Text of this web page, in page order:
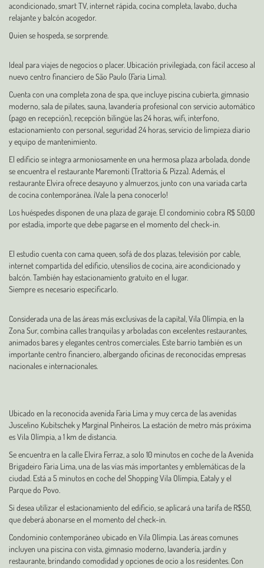
acondicionado, smart TV, internet rápida, cocina completa, lavabo, ducha
relajante y balcón acogedor.
Quien se hospeda, se sorprende.
Ideal para viajes de negocios o placer. Ubicación privilegiada, con fácil acceso al
nuevo centro financiero de São Paulo (Faria Lima).
Cuenta con una completa zona de spa, que incluye piscina cubierta, gimnasio
moderno, sala de pilates, sauna, lavandería profesional con servicio automático
(pago en recepción), recepción bilingüe las 24 horas, wifi, interfono,
estacionamiento con personal, seguridad 24 horas, servicio de limpieza diario
y equipo de mantenimiento.
El edificio se integra armoniosamente en una hermosa plaza arbolada, donde
se encuentra el restaurante Maremonti (Trattoria & Pizza). Además, el
restaurante Elvira ofrece desayuno y almuerzos, junto con una variada carta
de cocina contemporánea. ¡Vale la pena conocerlo!
Los huéspedes disponen de una plaza de garaje. El condominio cobra R$ 50,00
por estadía, importe que debe pagarse en el momento del check-in.
El estudio cuenta con cama queen, sofá de dos plazas, televisión por cable,
internet compartida del edificio, utensilios de cocina, aire acondicionado y
balcón. También hay estacionamiento gratuito en el lugar.
Siempre es necesario especificarlo.
Considerada una de las áreas más exclusivas de la capital, Vila Olímpia, en la
Zona Sur, combina calles tranquilas y arboladas con excelentes restaurantes,
animados bares y elegantes centros comerciales. Este barrio también es un
importante centro financiero, albergando oficinas de reconocidas empresas
nacionales e internacionales.
Ubicado en la reconocida avenida Faria Lima y muy cerca de las avenidas
Juscelino Kubitschek y Marginal Pinheiros. La estación de metro más próxima
es Vila Olímpia, a 1 km de distancia.
Se encuentra en la calle Elvira Ferraz, a solo 10 minutos en coche de la Avenida
Brigadeiro Faria Lima, una de las vías más importantes y emblemáticas de la
ciudad. Está a 5 minutos en coche del Shopping Vila Olímpia, Eataly y el
Parque do Povo.
Si desea utilizar el estacionamiento del edificio, se aplicará una tarifa de R$50,
que deberá abonarse en el momento del check-in.
Condominio contemporáneo ubicado en Vila Olímpia. Las áreas comunes
incluyen una piscina con vista, gimnasio moderno, lavandería, jardín y
restaurante, brindando comodidad y opciones de ocio a los residentes. Con